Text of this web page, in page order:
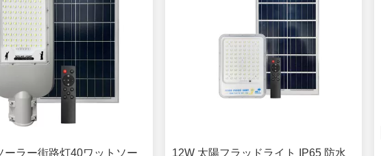
ーラー街路灯40ワットソー
12W 太陽フラッドライト IP65 防水